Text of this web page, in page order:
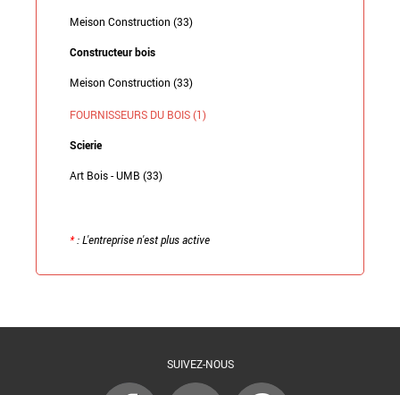
Meison Construction (33)
Constructeur bois
Meison Construction (33)
FOURNISSEURS DU BOIS (1)
Scierie
Art Bois - UMB (33)
*: L'entreprise n'est plus active
SUIVEZ-NOUS